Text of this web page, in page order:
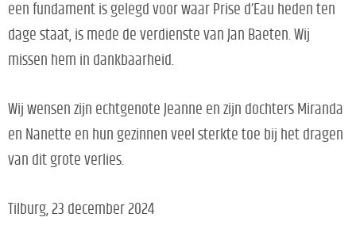
een fundament is gelegd voor waar Prise d’Eau heden ten
dage staat, is mede de verdienste van Jan Baeten. Wij
missen hem in dankbaarheid.
Wij wensen zijn echtgenote Jeanne en zijn dochters Miranda
en Nanette en hun gezinnen veel sterkte toe bij het dragen
van dit grote verlies.
Tilburg, 23 december 2024